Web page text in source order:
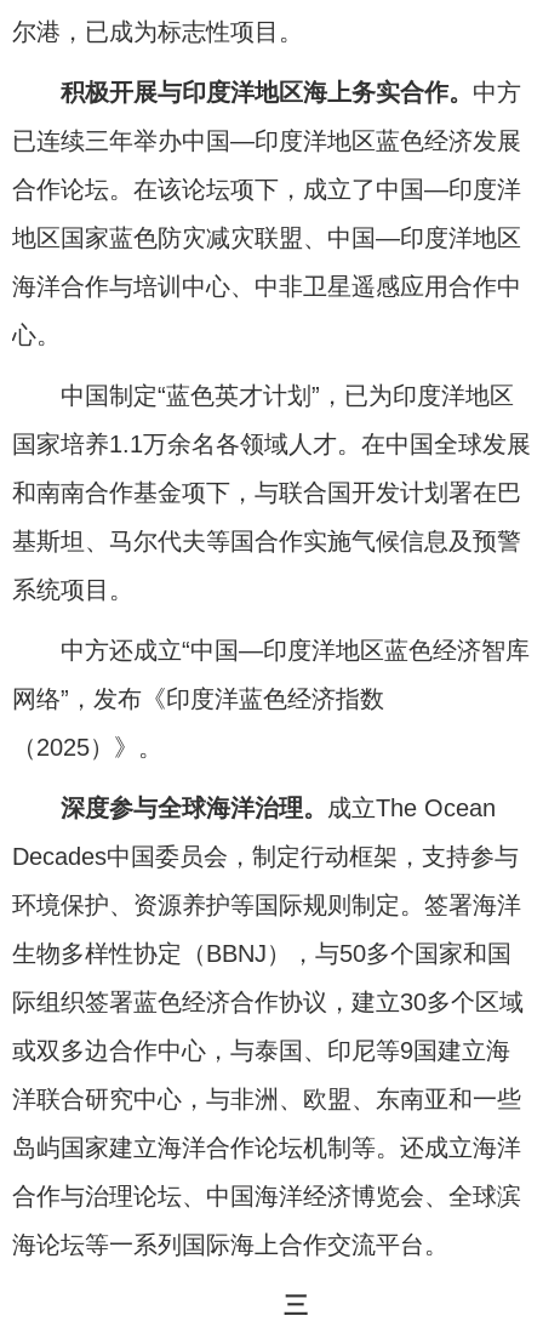
尔港，已成为标志性项目。
积极开展与印度洋地区海上务实合作。 中方
已连续三年举办中国—印度洋地区蓝色经济发展
合作论坛。在该论坛项下，成立了中国—印度洋
地区国家蓝色防灾减灾联盟、中国—印度洋地区
海洋合作与培训中心、中非卫星遥感应用合作中
心。
中国制定“蓝色英才计划”，已为印度洋地区
国家培养1.1万余名各领域人才。在中国全球发展
和南南合作基金项下，与联合国开发计划署在巴
基斯坦、马尔代夫等国合作实施气候信息及预警
系统项目。
中方还成立“中国—印度洋地区蓝色经济智库
网络”，发布《印度洋蓝色经济指数
（2025）》。
深度参与全球海洋治理。 成立The Ocean
Decades中国委员会，制定行动框架，支持参与
环境保护、资源养护等国际规则制定。签署海洋
生物多样性协定（BBNJ），与50多个国家和国
际组织签署蓝色经济合作协议，建立30多个区域
或双多边合作中心，与泰国、印尼等9国建立海
洋联合研究中心，与非洲、欧盟、东南亚和一些
岛屿国家建立海洋合作论坛机制等。还成立海洋
合作与治理论坛、中国海洋经济博览会、全球滨
海论坛等一系列国际海上合作交流平台。
三